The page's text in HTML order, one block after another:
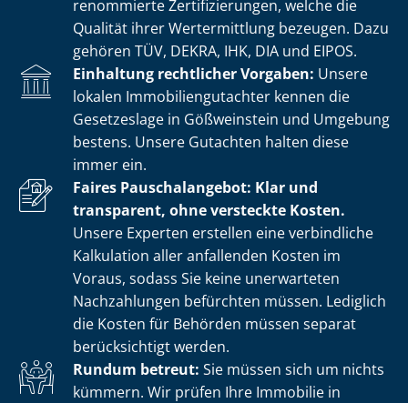
renommierte Zer­ti­fi­zie­run­gen, welche die
Qualität ihrer Wertermittlung bezeugen. Dazu
gehören TÜV, DEKRA, IHK, DIA und EIPOS.
Einhaltung rechtlicher Vorgaben: Unsere
lokalen Im­mo­bi­li­en­gut­ach­ter kennen die
Gesetzeslage in Gößweinstein und Umgebung
bestens. Unsere Gutachten halten diese
immer ein.
Faires Pauschalangebot: Klar und
transparent, ohne versteckte Kosten.
Unsere Experten erstellen eine verbindliche
Kalkulation aller anfallenden Kosten im
Voraus, sodass Sie keine unerwarteten
Nachzahlungen befürchten müssen. Lediglich
die Kosten für Behörden müssen separat
berücksichtigt werden.
Rundum betreut: Sie müssen sich um nichts
kümmern. Wir prüfen Ihre Immobilie in